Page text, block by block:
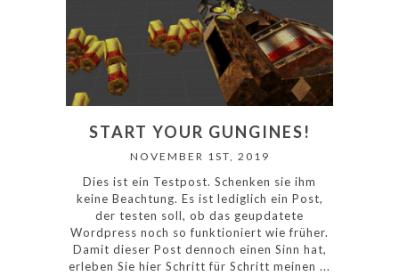
START YOUR GUNGINES!
NOVEMBER 1ST, 2019
Dies ist ein Testpost. Schenken sie ihm
keine Beachtung. Es ist lediglich ein Post,
der testen soll, ob das geupdatete
Wordpress noch so funktioniert wie früher.
Damit dieser Post dennoch einen Sinn hat,
erleben Sie hier Schritt für Schritt meinen ...